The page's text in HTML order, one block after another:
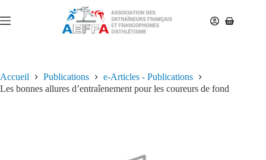
Accueil Publications
e-Articles - Publications
Les bonnes allures d’entraîenement pour les coureurs de fond